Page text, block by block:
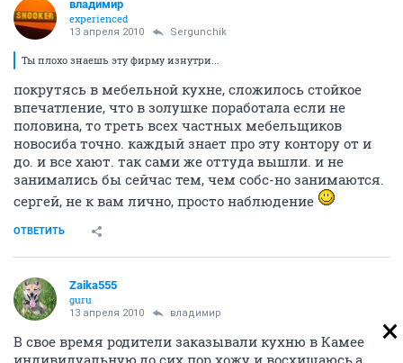
владимиp
experienced
13 апреля 2010 Sergunchik
Ты плохо знаешь эту фирму изнутри...
покрутясь в мебельной кухне, сложилось стойкое
впечатление, что в золушке поработала если не
половина, то треть всех частных мебельщиков
новосиба точно. каждый знает про эту контору от и
до. и все хают. так сами же оттуда вышли. и не
занимались бы сейчас тем, чем собс-но занимаются.
сергей, не к вам лично, просто наблюдение
ОТВЕТИТЬ
Zaika555
guru
13 апреля 2010 владимиp
В свое время родители заказывали кухню в Камее
индивидуальную,до сих пор хожу и восхищаюсь,а